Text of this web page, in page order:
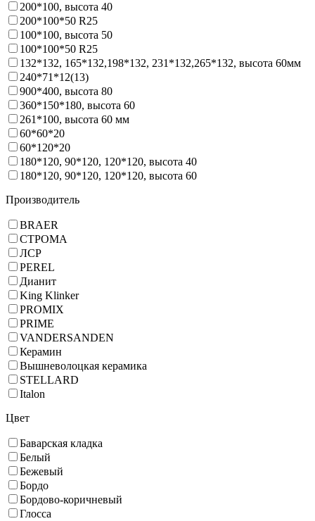
200*100, высота 40
200*100*50 R25
100*100, высота 50
100*100*50 R25
132*132, 165*132,198*132, 231*132,265*132, высота 60мм
240*71*12(13)
900*400, высота 80
360*150*180, высота 60
261*100, высота 60 мм
60*60*20
60*120*20
180*120, 90*120, 120*120, высота 40
180*120, 90*120, 120*120, высота 60
Производитель
BRAER
СТРОМА
ЛСР
PEREL
Дианит
King Klinker
PROMIX
PRIME
VANDERSANDEN
Керамин
Вышневолоцкая керамика
STELLARD
Italon
Цвет
Баварская кладка
Белый
Бежевый
Бордо
Бордово-коричневый
Глосса